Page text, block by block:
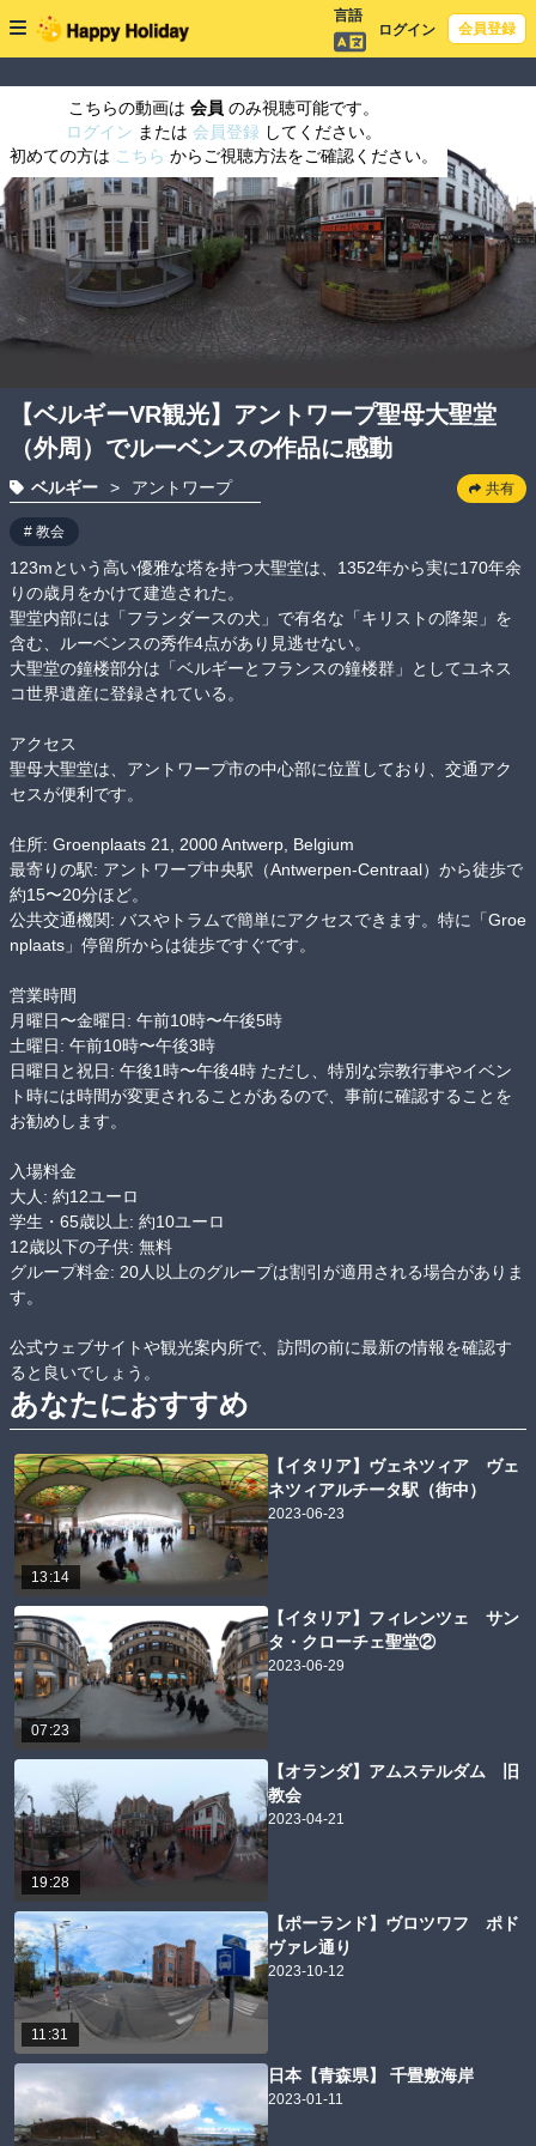
言語
ログイン
会員登録
こちらの動画は 会員 のみ視聴可能です。
ログイン または 会員登録 してください。
初めての方は こちら からご視聴方法をご確認ください。
【ベルギーVR観光】アントワープ聖母大聖堂
（外周）でルーベンスの作品に感動
ベルギー > アントワープ 共有
# 教会
123mという高い優雅な塔を持つ大聖堂は、1352年から実に170年余
りの歳月をかけて建造された。
聖堂内部には「フランダースの犬」で有名な「キリストの降架」を
含む、ルーベンスの秀作4点があり見逃せない。
大聖堂の鐘楼部分は「ベルギーとフランスの鐘楼群」としてユネス
コ世界遺産に登録されている。
アクセス
聖母大聖堂は、アントワープ市の中心部に位置しており、交通アク
セスが便利です。
住所: Groenplaats 21, 2000 Antwerp, Belgium
最寄りの駅: アントワープ中央駅（Antwerpen-Centraal）から徒歩で
約15〜20分ほど。
公共交通機関: バスやトラムで簡単にアクセスできます。特に「Groe
nplaats」停留所からは徒歩ですぐです。
営業時間
月曜日〜金曜日: 午前10時〜午後5時
土曜日: 午前10時〜午後3時
日曜日と祝日: 午後1時〜午後4時 ただし、特別な宗教行事やイベン
ト時には時間が変更されることがあるので、事前に確認することを
お勧めします。
入場料金
大人: 約12ユーロ
学生・65歳以上: 約10ユーロ
12歳以下の子供: 無料
グループ料金: 20人以上のグループは割引が適用される場合がありま
す。
公式ウェブサイトや観光案内所で、訪問の前に最新の情報を確認す
ると良いでしょう。
あなたにおすすめ
13:14
【イタリア】ヴェネツィア ヴェ
ネツィアルチータ駅（街中）
2023-06-23
07:23
【イタリア】フィレンツェ サン
タ・クローチェ聖堂②
2023-06-29
19:28
【オランダ】アムステルダム 旧
教会
2023-04-21
11:31
【ポーランド】ヴロツワフ ポド
ヴァレ通り
2023-10-12
日本【青森県】 千畳敷海岸
2023-01-11